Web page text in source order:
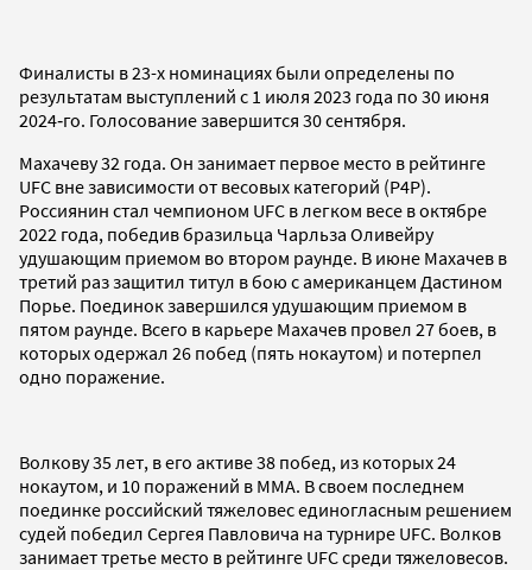
Финалисты в 23-х номинациях были определены по
результатам выступлений с 1 июля 2023 года по 30 июня
2024‑го. Голосование завершится 30 сентября.
Махачеву 32 года. Он занимает первое место в рейтинге
UFC вне зависимости от весовых категорий (Р4Р).
Россиянин стал чемпионом UFC в легком весе в октябре
2022 года, победив бразильца Чарльза Оливейру
удушающим приемом во втором раунде. В июне Махачев в
третий раз защитил титул в бою с американцем Дастином
Порье. Поединок завершился удушающим приемом в
пятом раунде. Всего в карьере Махачев провел 27 боев, в
которых одержал 26 побед (пять нокаутом) и потерпел
одно поражение.
Волкову 35 лет, в его активе 38 побед, из которых 24
нокаутом, и 10 поражений в MMA. В своем последнем
поединке российский тяжеловес единогласным решением
судей победил Сергея Павловича на турнире UFC. Волков
занимает третье место в рейтинге UFC среди тяжеловесов.